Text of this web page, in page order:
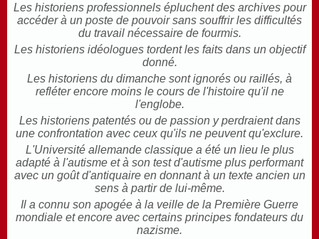
Les historiens professionnels épluchent des archives pour
accéder à un poste de pouvoir sans souffrir les difficultés
du travail nécessaire de fourmis.
Les historiens idéologues tordent les faits dans un objectif
donné.
Les historiens du dimanche sont ignorés ou raillés, à
refléter encore moins le cours de l'histoire qu'il ne
l'englobe.
Les historiens patentés ou de passion y perdraient dans
une confrontation avec ceux qu'ils ne peuvent qu'exclure.
L'Université allemande classique a été un lieu le plus
adapté à l'autisme et à son test d'autisme plus performant
avec un goût d'antiquaire en donnant à un texte ancien un
sens à partir de lui-même.
Il a connu son apogée à la veille de la Première Guerre
mondiale et encore avec certains principes fondateurs du
nazisme.